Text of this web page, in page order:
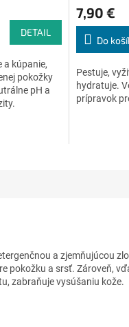
DETAIL
a kúpanie,
pokožky
pH a
produktu
je
5,0
z
hviezdičiek.
7,90 €
Do
Pestuje,
hydratuje.
prípravok
a zjemňujúcou
pokožku a srsť. Zároveň,
zabraňuje vysúšaniu kože.